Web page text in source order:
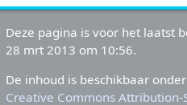
Deze pagina is voor het laatst
28 mrt 2013 om 10:56.
De inhoud is beschikbaar
Creative Commons Attribution-